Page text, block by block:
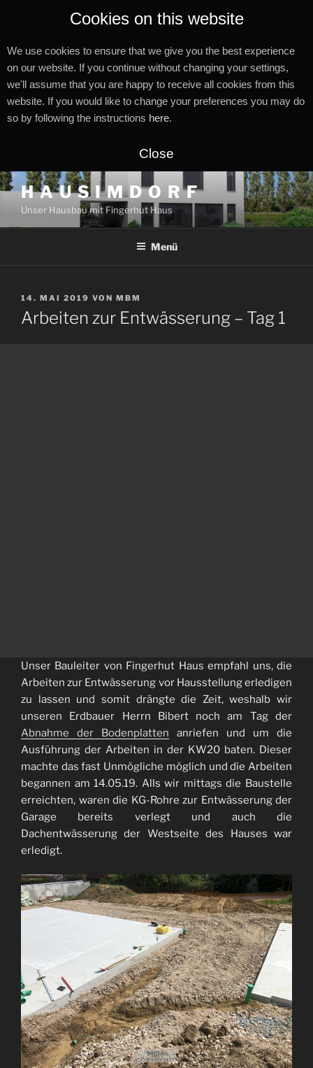
Cookies on this website
We use cookies to ensure that we give you the best experience
on our website. If you continue without changing your settings,
we'll assume that you are happy to receive all cookies from this
website. If you would like to change your preferences you may do
so by following the instructions here.
Close
Zum
Inhalt
springen
H A U S I M D O R F
Unser Hausbau mit Fingerhut Haus
Menü
VERÖFFENTLICHT
AM
14. MAI 2019 VON MBM
Arbeiten zur Entwässerung – Tag 1
Unser Bauleiter von Fingerhut Haus empfahl uns, die
Arbeiten zur Entwässerung vor Hausstellung erledigen
zu lassen und somit drängte die Zeit, weshalb wir
unseren Erdbauer Herrn Bibert noch am Tag der
Abnahme der Bodenplatten anriefen und um die
Ausführung der Arbeiten in der KW20 baten. Dieser
machte das fast Unmögliche möglich und die Arbeiten
begannen am 14.05.19. Alls wir mittags die Baustelle
erreichten, waren die KG-Rohre zur Entwässerung der
Garage bereits verlegt und auch die
Dachentwässerung der Westseite des Hauses war
erledigt.